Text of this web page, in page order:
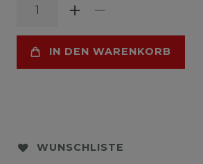
IN DEN WARENKORB
WUNSCHLISTE